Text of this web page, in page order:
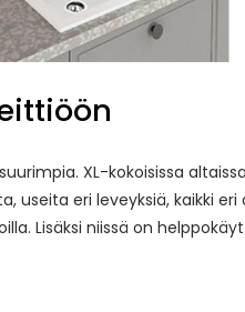
XL-kokoisissa
useita eri leveyksiä, kaikki
Lisäksi niissä on